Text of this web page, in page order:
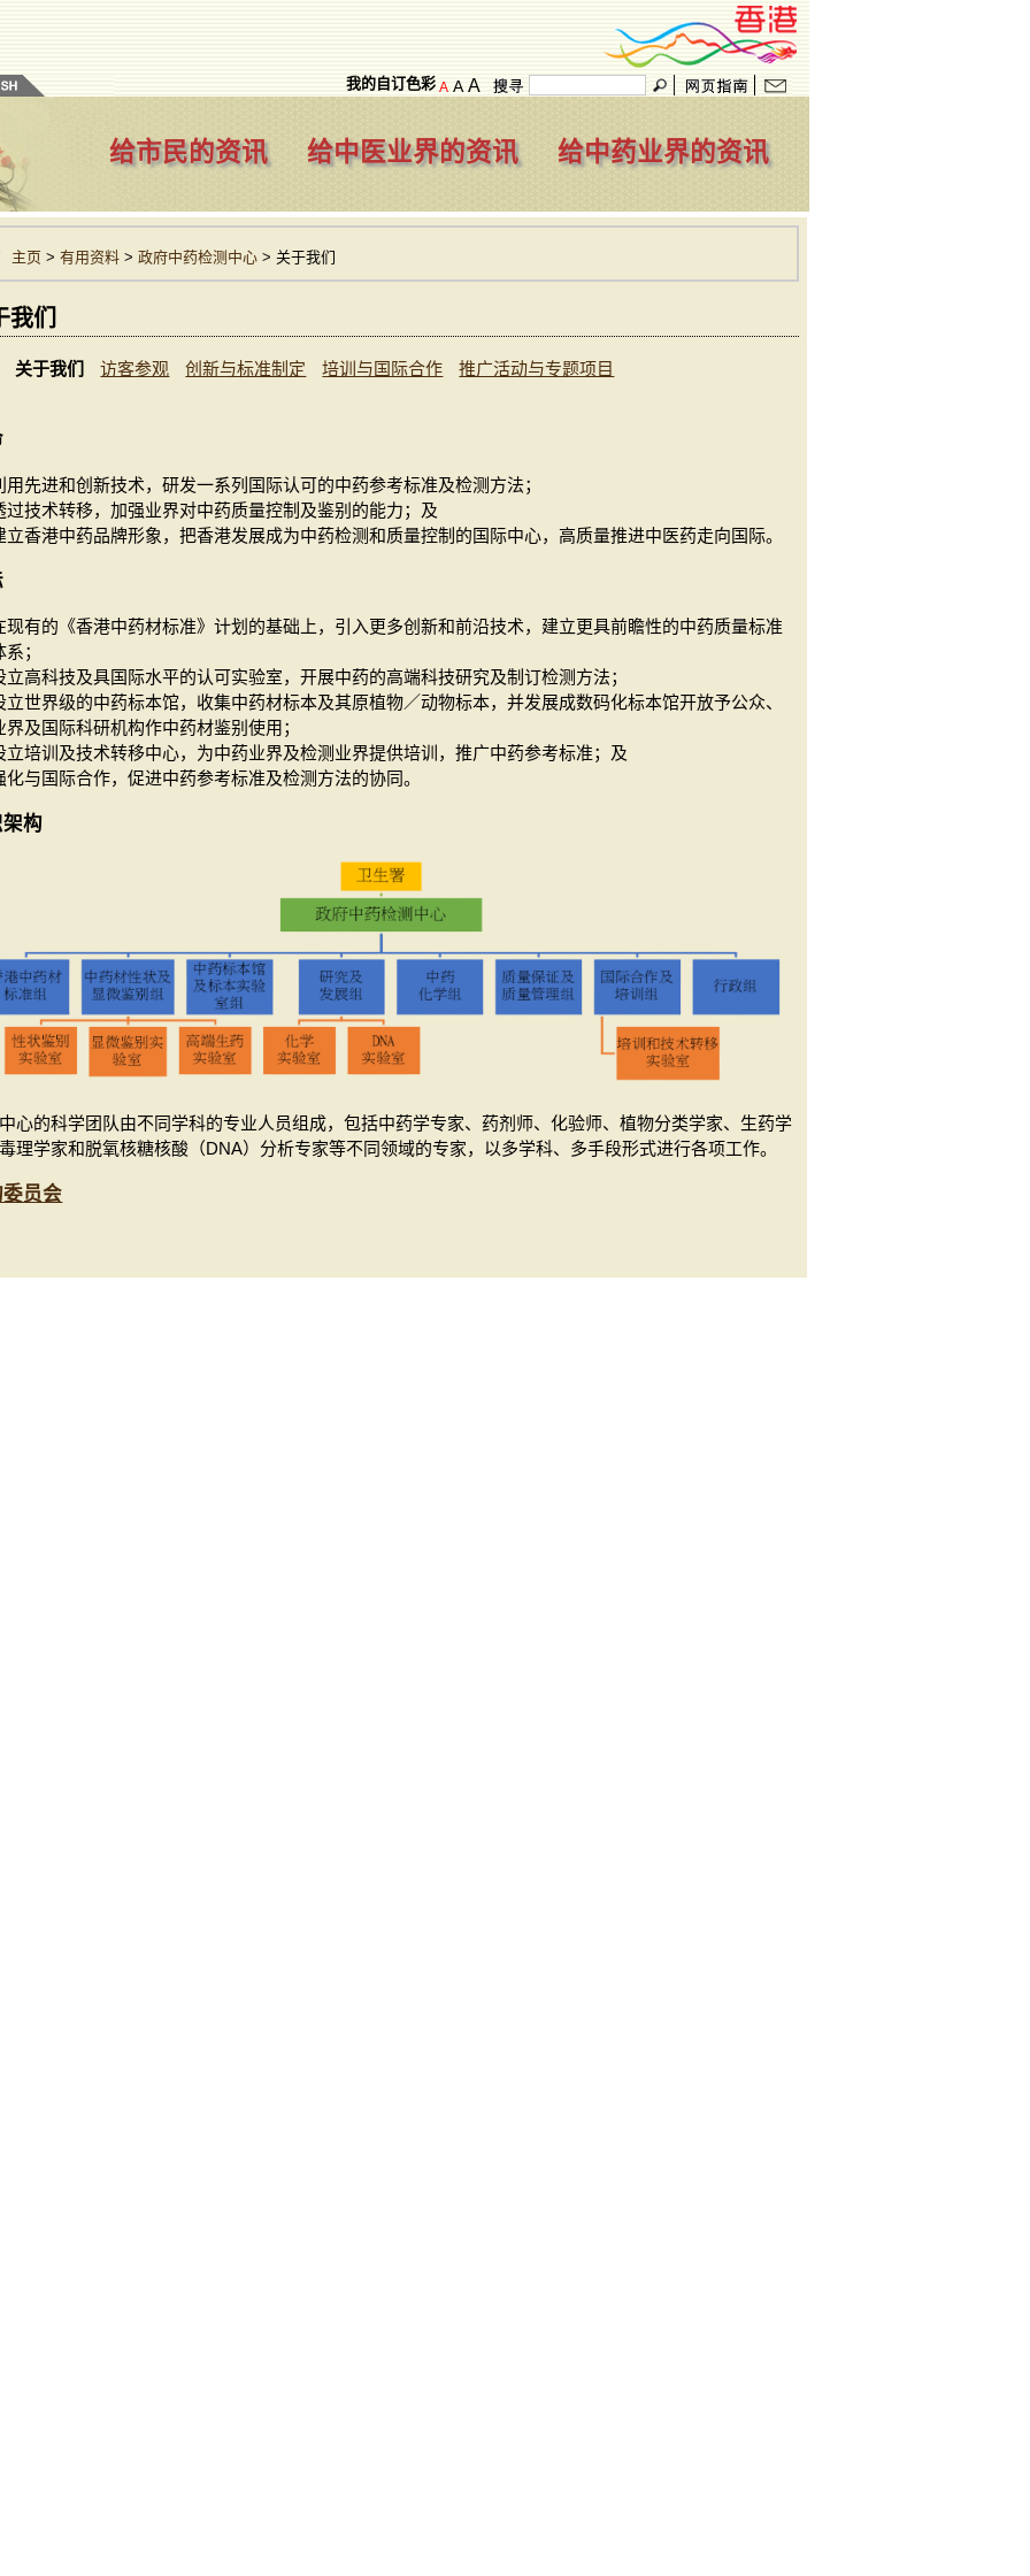
我的自订色彩 A A A
给市民的资讯 给中医业界的资讯 给中药业界的资讯
主页 >有用资料 >政府中药检测中心 > 关于我们
我们
关于我们 访客参观 创新与标准制定 培训与国际合作 推广活动与专题项目​
用先进和创新技术，研发一系列国际认可的中药参考标准及检测方法；
过技术转移，加强业界对中药质量控制及鉴别的能力；及
立香港中药品牌形象，把香港发展成为中药检测和质量控制的国际中心，高质量推进中医药走向国际。
现有的《香港中药材标准》计划的基础上，引入更多创新和前沿技术，建立更具前瞻性的中药质量标准
系；
立高科技及具国际水平的认可实验室，开展中药的高端科技研究及制订检测方法；
立世界级的中药标本馆，收集中药材标本及其原植物／动物标本，并发展成数码化标本馆开放予公众、
界及国际科研机构作中药材鉴别使用；
立培训及技术转移中心，为中药业界及检测业界提供培训，推广中药参考标准；及
化与国际合作，促进中药参考标准及检测方法的协同。
构
心的科学团队由不同学科的专业人员组成，包括中药学专家、药剂师、化验师、植物分类学家、生药学
理学家和脱氧核糖核酸（DNA）分析专家等不同领域的专家，以多学科、多手段形式进行各项工作。
员会